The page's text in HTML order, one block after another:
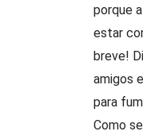
porque
estar
breve!
amigos
para
Como